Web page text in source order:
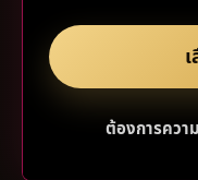
ต้องการควา